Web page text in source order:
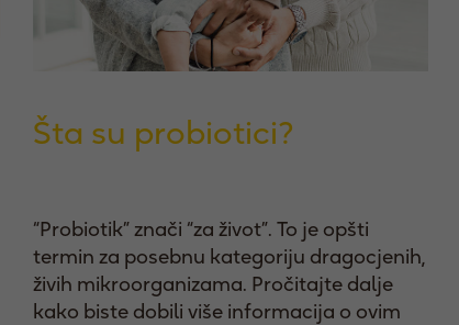
Šta su probiotici?
“Probiotik” znači “za život”. To je opšti
termin za posebnu kategoriju dragocjenih,
živih mikroorganizama. Pročitajte dalje
kako biste dobili više informacija o ovim